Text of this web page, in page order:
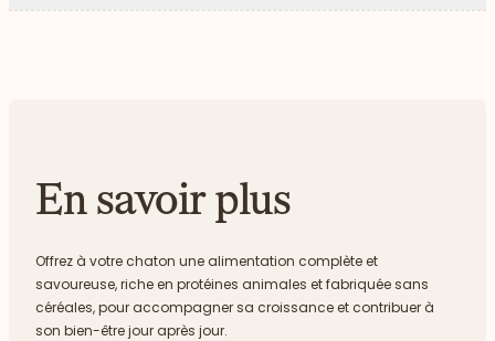
En savoir plus
Offrez à votre chaton une alimentation complète et
savoureuse, riche en protéines animales et fabriquée sans
céréales, pour accompagner sa croissance et contribuer à
son bien-être jour après jour.